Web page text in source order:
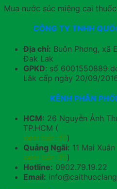
Mua nước súc miệng cai
CÔNG TY TNHH
Địa chỉ: Buôn Phơng, xã
Đak Lak
GPKD: số 6001550889
Lăk cấp ngày 20/09/
KÊNH PHÂN
HCM: 26 Nguyễn Ảnh
TP.HCM (
xem bản đồ)
Quảng Ngãi: 11 Mai
xem bản đồ)
Hotline: 0902.79.19.22
Email: